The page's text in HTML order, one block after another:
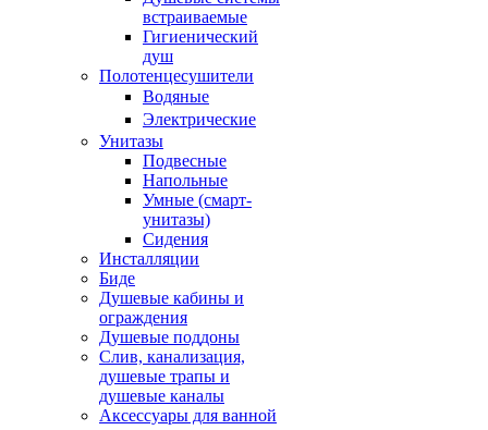
встраиваемые
Гигиенический
душ
Полотенцесушители
ㅤВодяные
ㅤЭлектрические
Унитазы
Подвесные
Напольные
Умные (смарт-
унитазы)
Сидения
Инсталляции
Биде
Душевые кабины и
ограждения
Душевые поддоны
Слив, канализация,
душевые трапы и
душевые каналы
Аксессуары для ванной